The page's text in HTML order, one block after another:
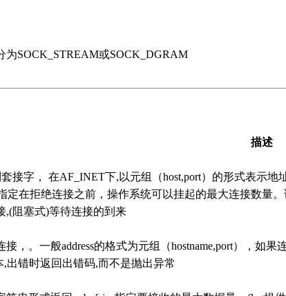
SOCK_STREAM或SOCK_DGRAM
描述
接字， 在AF_INET下,以元组（host,port）的形式表示地址
定在拒绝连接之前，操作系统可以挂起的最大连接数量
,(阻塞式)等待连接的到来
，。一般address的格式为元组（hostname,port），如果
,出错时返回出错码,而不是抛出异常